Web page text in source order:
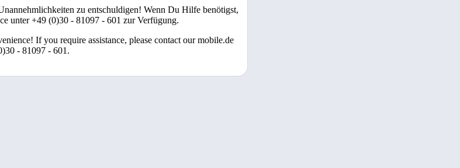
zu entschuldigen! Wenn Du Hilfe benötigst,
unter +49 (0)30 - 81097 - 601 zur Verfügung.
If you require assistance, please contact our mobile.de
- 81097 - 601.